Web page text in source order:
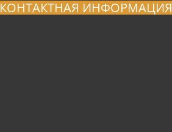
КОНТАКТНАЯ ИНФОРМАЦИЯ